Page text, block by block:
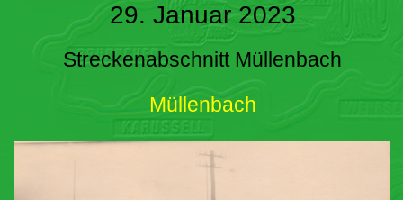
29. Januar 2023
Streckenabschnitt Müllenbach
Müllenbach